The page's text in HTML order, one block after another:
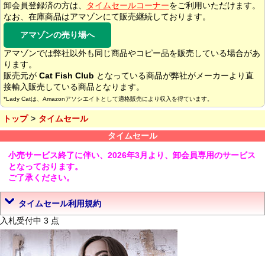
卸会員登録済の方は、
タイムセールコーナーをご利用いただけます。
なお、在庫商品はアマゾンにて販売継続しております。
アマゾンの売り場へ
アマゾンでは弊社以外も同じ商品やコピー品を販売している場合があ
ります。
販売元が Cat Fish Club となっている商品が弊社がメーカーより直
接輸入販売している商品となります。
*Lady Catは、Amazonアソシエイトとして適格販売により収入を得ています。
トップ
タイムセール
タイムセール
小売サービス終了に伴い、2026年3月より、卸会員専用のサービス
となっております。
ご了承ください。
タイムセール利用規約
入札受付中 3 点